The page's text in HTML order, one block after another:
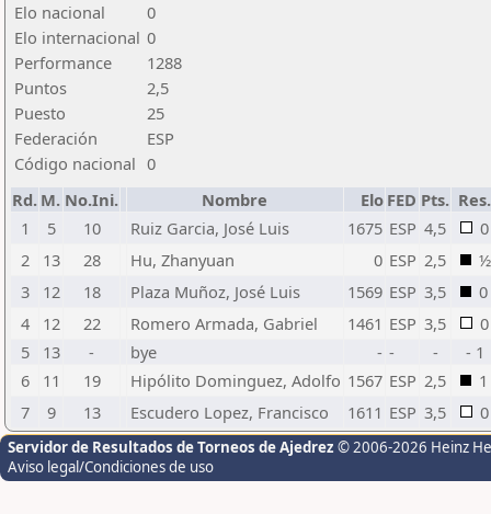
Elo nacional
0
Elo internacional 0
Performance
1288
Puntos
2,5
Puesto
25
Federación
ESP
Código nacional 0
Rd. M. No.Ini. Nombre Elo FED Pts. Res.
1
5 10 Ruiz Garcia, José Luis 1675 ESP 4,5
0
2
13 28 Hu, Zhanyuan 0 ESP 2,5
½
3
12 18 Plaza Muñoz, José Luis 1569 ESP 3,5
0
4
12 22 Romero Armada, Gabriel 1461 ESP 3,5
0
5
13 - bye - - -
- 1
6
11 19 Hipólito Dominguez, Adolfo 1567 ESP 2,5
1
7
9 13 Escudero Lopez, Francisco 1611 ESP 3,5 0
Servidor de Resultados de Torneos de Ajedrez © 2006-2026 Heinz
Aviso legal/Condiciones de uso